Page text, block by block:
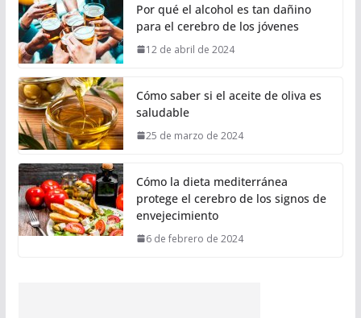
Por qué el alcohol es tan dañino
para el cerebro de los jóvenes
12 de abril de 2024
Cómo saber si el aceite de oliva es
saludable
25 de marzo de 2024
Cómo la dieta mediterránea
protege el cerebro de los signos de
envejecimiento
6 de febrero de 2024